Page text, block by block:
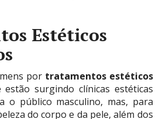
Estéticos
por tratamentos estéticos
surgindo clínicas estéticas
o público masculino, mas, para
do corpo e da pele, além dos